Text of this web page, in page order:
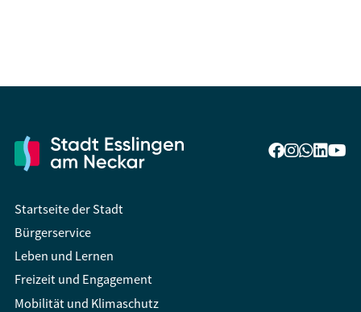
Startseite der Stadt
Bürgerservice
Leben und Lernen
Freizeit und Engagement
Mobilität und Klimaschutz